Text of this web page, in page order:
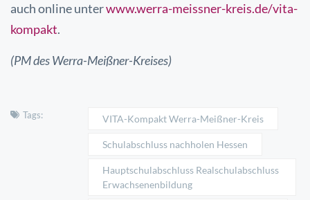
auch online unterwww.werra-meissner-kreis.de/vita-
kompakt.
(PM des Werra-Meißner-Kreises)
Tags: VITA-Kompakt Werra-Meißner-Kreis
Schulabschluss nachholen Hessen
Hauptschulabschluss Realschulabschluss
Erwachsenenbildung